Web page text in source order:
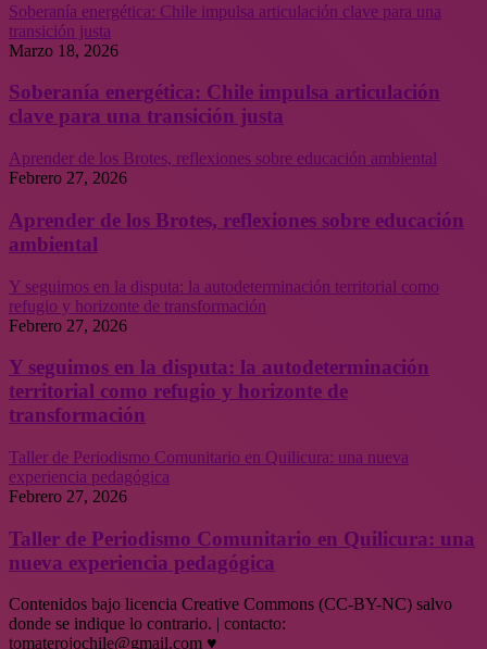
Soberanía energética: Chile impulsa articulación clave para una
transición justa
Marzo 18, 2026
Soberanía energética: Chile impulsa articulación
clave para una transición justa
Aprender de los Brotes, reflexiones sobre educación ambiental
Febrero 27, 2026
Aprender de los Brotes, reflexiones sobre educación
ambiental
Y seguimos en la disputa: la autodeterminación territorial como
refugio y horizonte de transformación
Febrero 27, 2026
Y seguimos en la disputa: la autodeterminación
territorial como refugio y horizonte de
transformación
Taller de Periodismo Comunitario en Quilicura: una nueva
experiencia pedagógica
Febrero 27, 2026
Taller de Periodismo Comunitario en Quilicura: una
nueva experiencia pedagógica
Contenidos bajo licencia Creative Commons (CC-BY-NC) salvo
donde se indique lo contrario. | contacto:
tomaterojochile@gmail.com ♥